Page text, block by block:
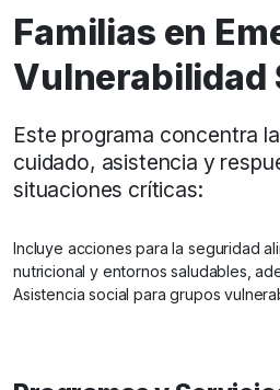
Familias en
Vulnerabilidad
Este programa concentra
cuidado, asistencia y
situaciones críticas:
Incluye acciones para la seguridad
nutricional y entornos saludables,
Asistencia social para grupos